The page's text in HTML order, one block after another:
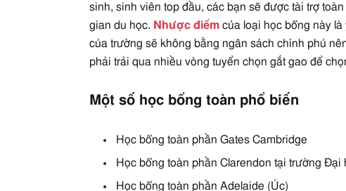
sinh, sinh viên top đầu, các bạn sẽ được tài trợ
gian du học. Nhược điểm của loại học bổng này
của trường sẽ không bằng ngân sách chính phủ
phải trải qua nhiều vòng tuyển chọn gắt gao để
Một số học bổng toàn phổ biến
Học bổng toàn phần Gates Cambridge
Học bổng toàn phần Clarendon tại trường Đại
Học bổng toàn phần Adelaide (Úc)